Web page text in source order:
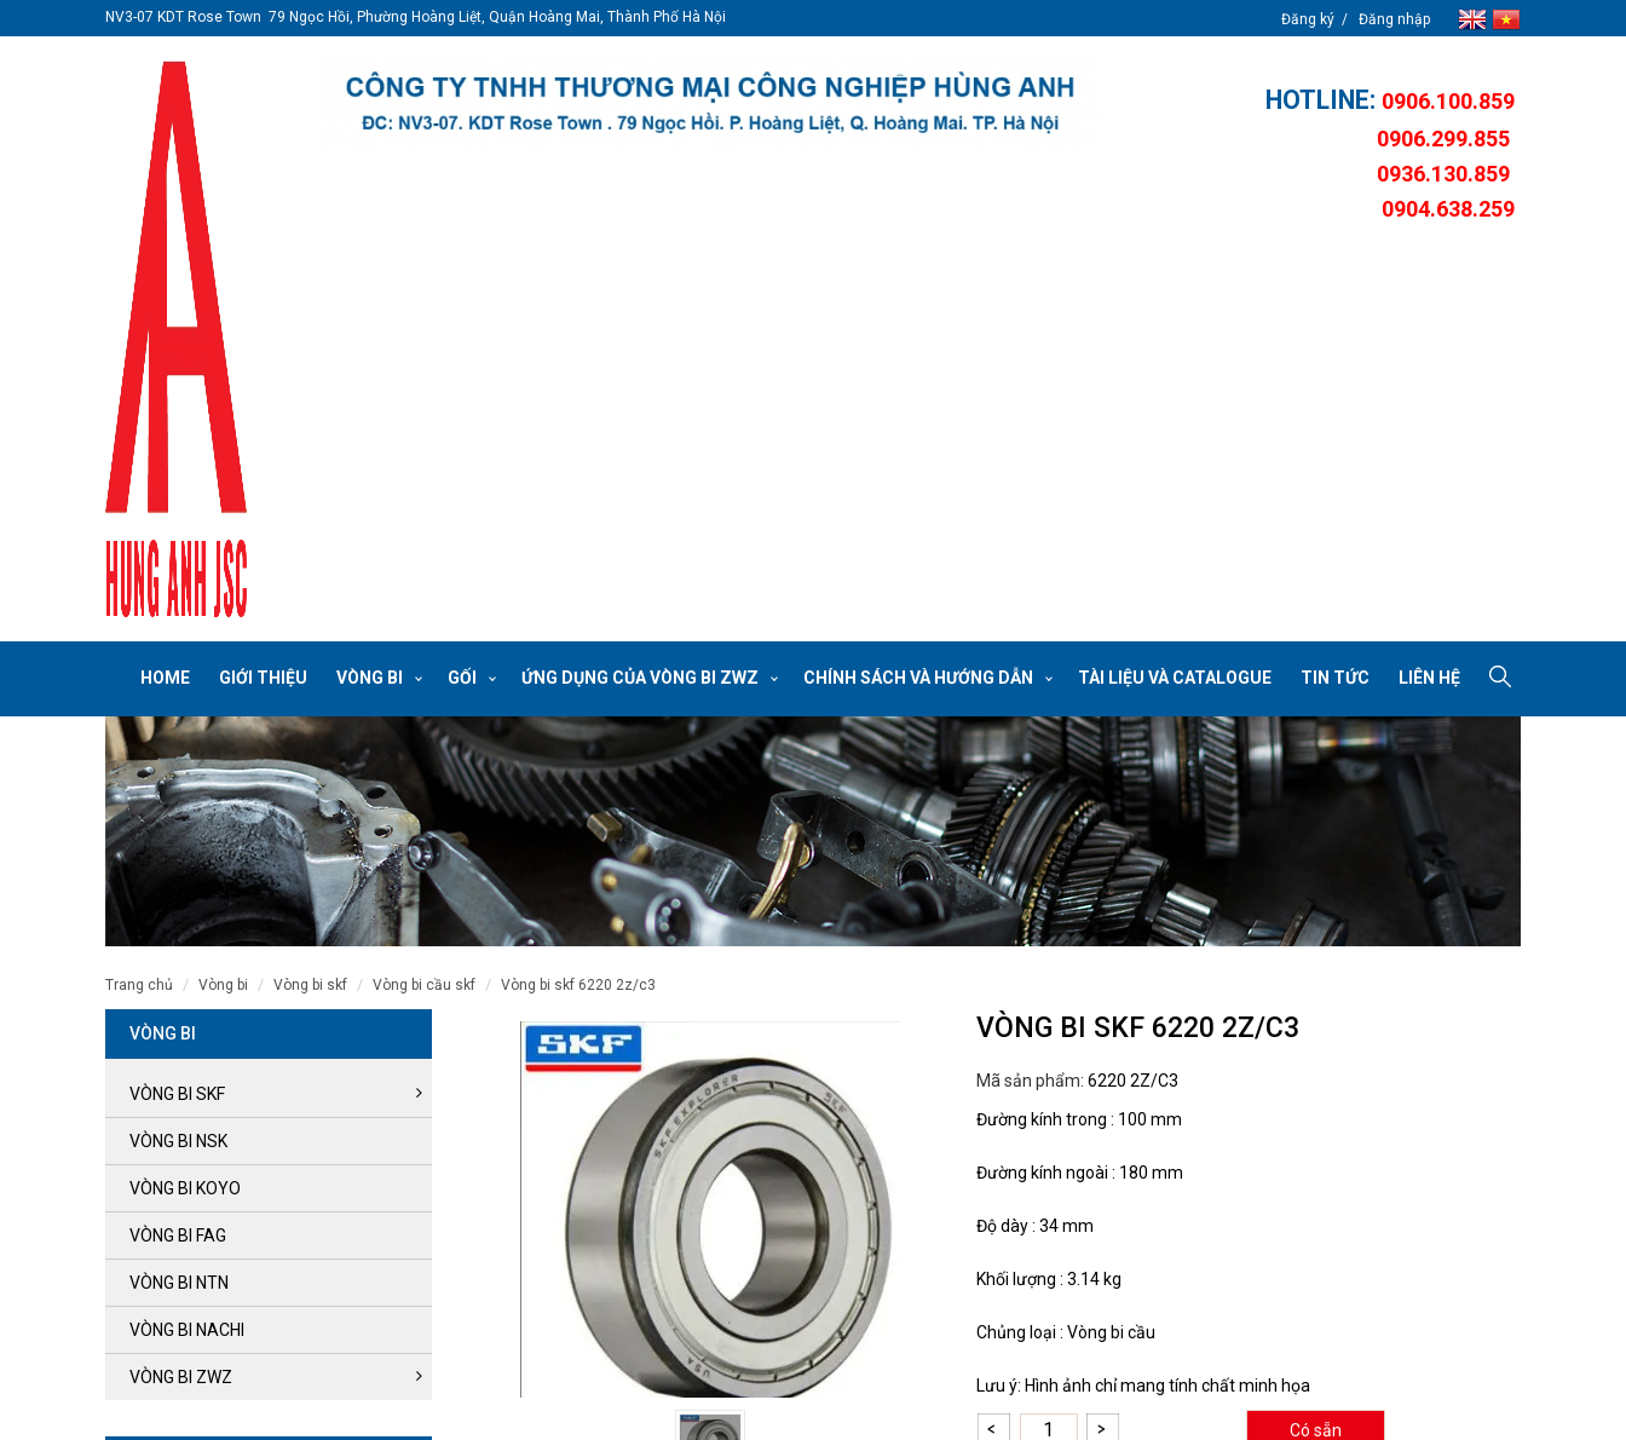
NV3-07 KDT Rose Town 79 Ngọc Hồi, Phường Hoàng Liệt, Quận Hoàng Mai, Thành Phố Hà Nội Đăng ký Đăng nhập
HOTLINE: 0906.100.859
0906.299.855
0936.130.859
0904.638.259
HOME GIỚI THIỆU VÒNG BI GỐI ỨNG DỤNG CỦA VÒNG BI ZWZ CHÍNH SÁCH VÀ HƯỚNG DẪN TÀI LIỆU VÀ CATALOGUE TIN TỨC LIÊN HỆ
trang chủ vòng bi vòng bi skf vòng bi cầu skf vòng bi skf 6220 2z/c3
VÒNG BI
VÒNG BI SKF
VÒNG BI NSK
VÒNG BI KOYO
VÒNG BI FAG
VÒNG BI NTN
VÒNG BI NACHI
VÒNG BI ZWZ
VÒNG BI SKF 6220 2Z/C3
Mã sản phẩm: 6220 2Z/C3
Đường kính trong : 100 mm
Đường kính ngoài : 180 mm
Độ dày : 34 mm
Khối lượng : 3.14 kg
Chủng loại : Vòng bi cầu
Lưu ý: Hình ảnh chỉ mang tính chất minh họa
Có sẵn